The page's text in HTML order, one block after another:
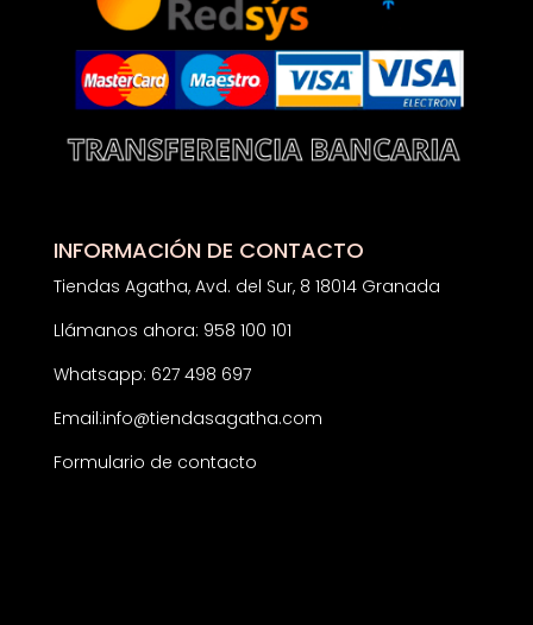
INFORMACIÓN DE CONTACTO
Tiendas Agatha, Avd. del Sur, 8 18014 Granada
Llámanos ahora: 958 100 101
Whatsapp: 627 498 697
Email:info@tiendasagatha.com
Formulario de contacto